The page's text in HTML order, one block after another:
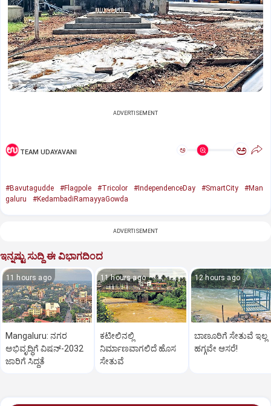
ADVERTISEMENT
TEAM UDAYAVANI ಅ ಅ
#Bavutagudde #Flagpole #Tricolor #IndependenceDay #SmartCity
#Man
galuru
#KedambadiRamayyaGowda
ADVERTISEMENT
ಇನ್ನಷ್ಟು ಸುದ್ದಿ ಈ ವಿಭಾಗದಿಂದ
11 hours ago
Mangaluru: ನಗರ
ಅಭಿವೃದ್ಧಿಗೆ ವಿಷನ್‌-2032
ಜಾರಿಗೆ ಸಿದ್ಧತೆ
11 hours ago
ಕಟೀಲಿನಲ್ಲಿ
ನಿರ್ಮಾಣವಾಗಲಿದೆ ಹೊಸ
ಸೇತುವೆ
12 hours ago
ಬಾಣೂರಿಗೆ ಸೇತುವೆ ಇಲ್ಲ
ಹಗ್ಗವೇ ಆಸರೆ!